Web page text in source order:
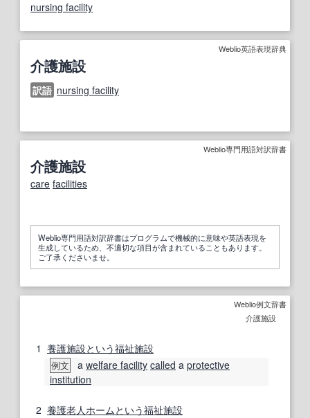
nursing facility
Weblio英語表現辞典
介護施設
訳語 nursing facility
Weblio専門用語対訳辞書
介護施設
care facilities
Weblio専門用語対訳辞書はプログラムで機械的に意味や英語表現を
生成しているため、不適切な項目が含まれていることもあります。
ご了承くださいませ。
Weblio例文辞書
介護施設
1 養護施設という福祉施設
例文 a welfare facility called a protective
institution
2 養護老人ホーム という福祉施設